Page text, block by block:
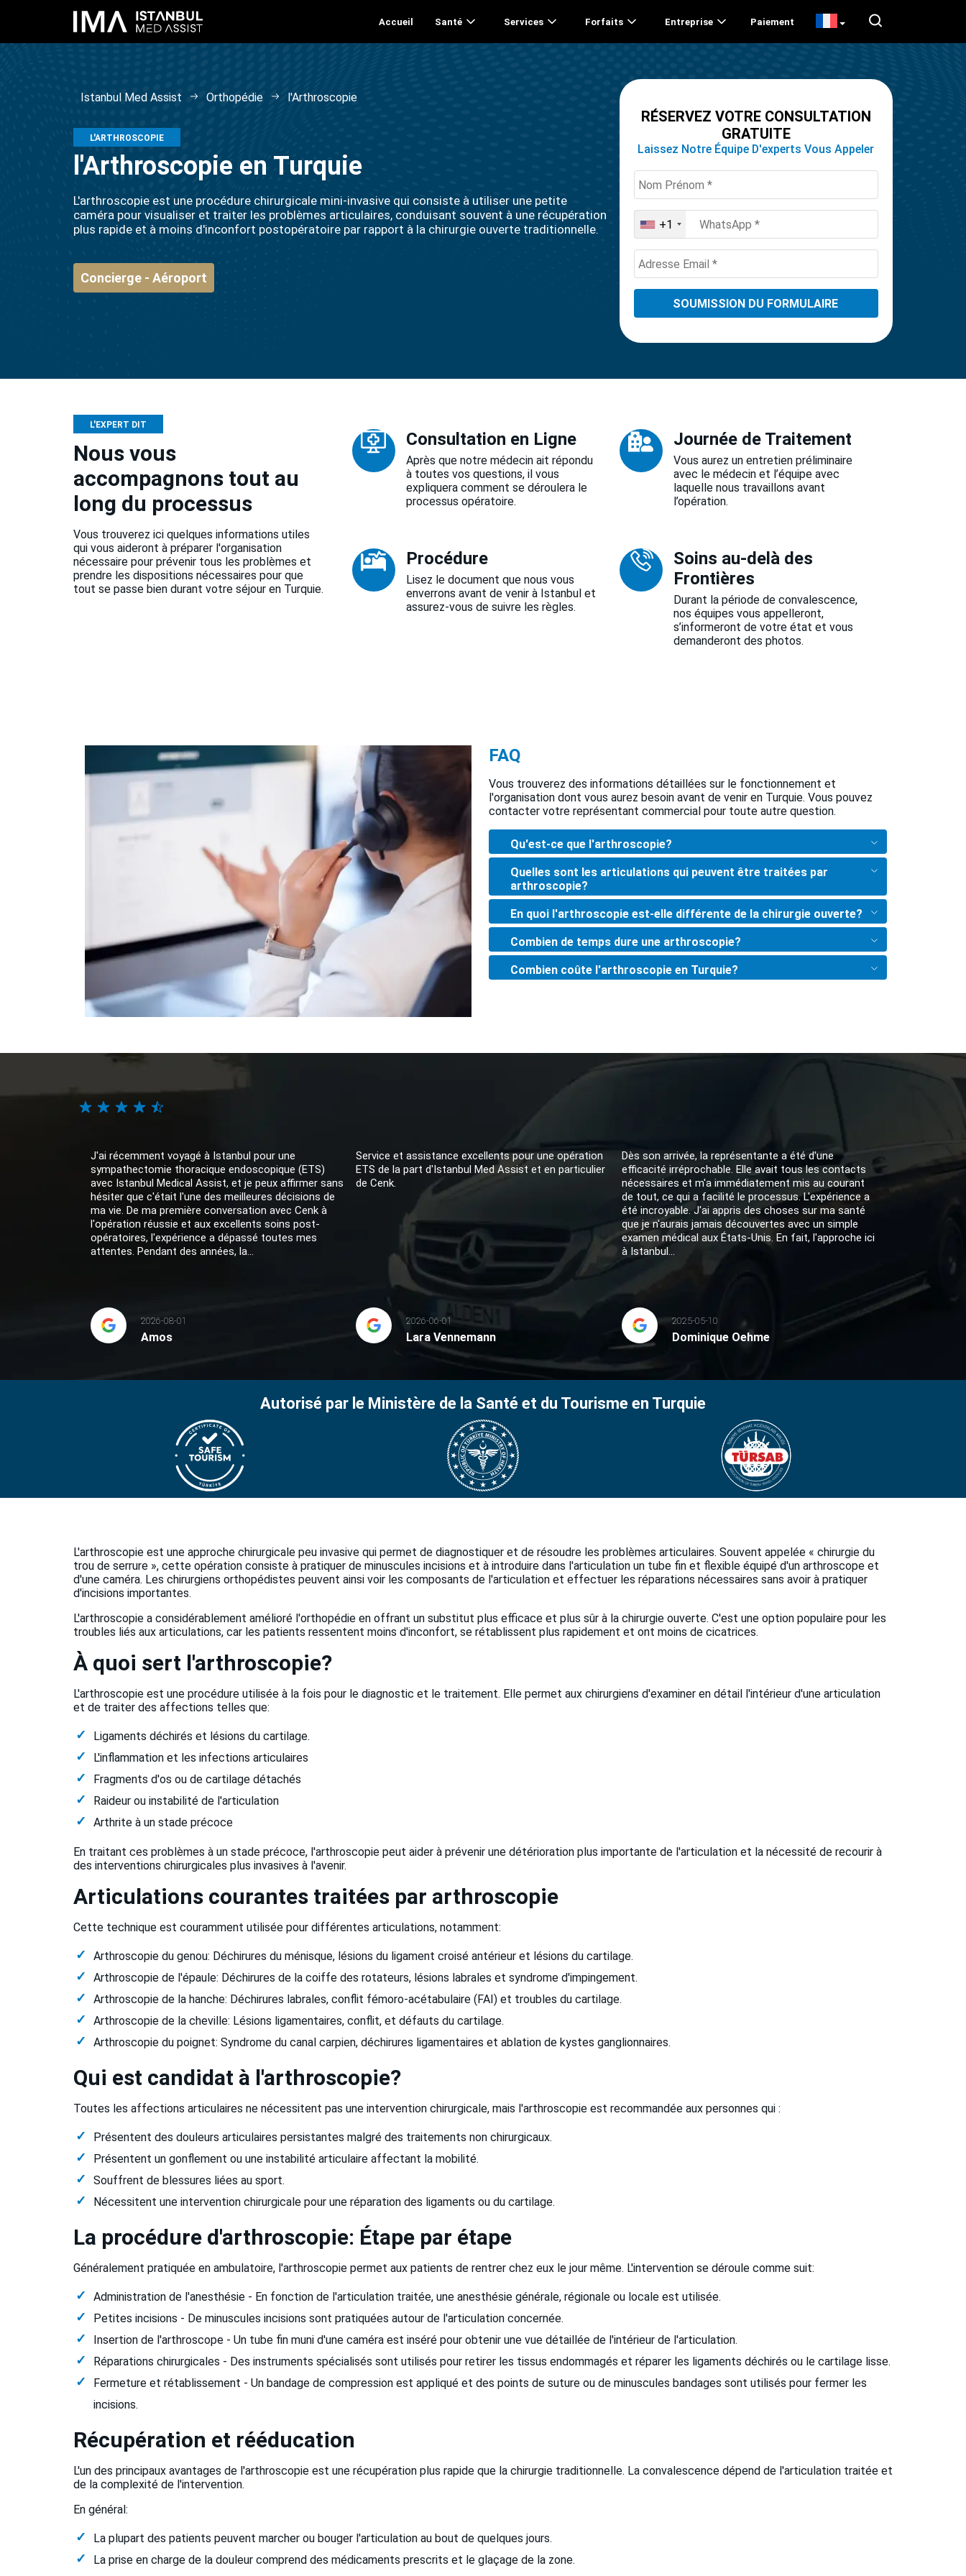
Accueil Santé Services Forfaits Entreprise Paiement
Istanbul Med Assist Orthopédie l'Arthroscopie
L'ARTHROSCOPIE
l'Arthroscopie en Turquie
L'arthroscopie est une procédure chirurgicale mini-invasive qui consiste à utiliser une petite
caméra pour visualiser et traiter les problèmes articulaires, conduisant souvent à une récupération
plus rapide et à moins d'inconfort postopératoire par rapport à la chirurgie ouverte traditionnelle.
Concierge - Aéroport
RÉSERVEZ VOTRE CONSULTATION
GRATUITE
Laissez Notre Équipe D'experts Vous Appeler
United
States
+1
+1
L'EXPERT DIT
Nous vous
accompagnons tout au
long du processus
Vous trouverez ici quelques informations utiles
qui vous aideront à préparer l'organisation
nécessaire pour prévenir tous les problèmes et
prendre les dispositions nécessaires pour que
tout se passe bien durant votre séjour en Turquie.
Consultation en Ligne
Après que notre médecin ait répondu
à toutes vos questions, il vous
expliquera comment se déroulera le
processus opératoire.
Journée de Traitement
Vous aurez un entretien préliminaire
avec le médecin et l’équipe avec
laquelle nous travaillons avant
l’opération.
Procédure
Lisez le document que nous vous
enverrons avant de venir à Istanbul et
assurez-vous de suivre les règles.
Soins au-delà des
Frontières
Durant la période de convalescence,
nos équipes vous appelleront,
s’informeront de votre état et vous
demanderont des photos.
FAQ
Vous trouverez des informations détaillées sur le fonctionnement et
l'organisation dont vous aurez besoin avant de venir en Turquie. Vous pouvez
contacter votre représentant commercial pour toute autre question.
Qu'est-ce que l'arthroscopie?
Quelles sont les articulations qui peuvent être traitées par
arthroscopie?
En quoi l'arthroscopie est-elle différente de la chirurgie ouverte?
Combien de temps dure une arthroscopie?
Combien coûte l'arthroscopie en Turquie?
J'ai récemment voyagé à Istanbul pour une
sympathectomie thoracique endoscopique (ETS)
avec Istanbul Medical Assist, et je peux affirmer sans
hésiter que c'était l'une des meilleures décisions de
ma vie. De ma première conversation avec Cenk à
l'opération réussie et aux excellents soins post-
opératoires, l'expérience a dépassé toutes mes
attentes. Pendant des années, la...
2026-08-01
Amos
Service et assistance excellents pour une opération
ETS de la part d'Istanbul Med Assist et en particulier
de Cenk.
2026-06-01
Lara Vennemann
Dès son arrivée, la représentante a été d'une
efficacité irréprochable. Elle avait tous les contacts
nécessaires et m'a immédiatement mis au courant
de tout, ce qui a facilité le processus. L'expérience a
été incroyable. J'ai appris des choses sur ma santé
que je n'aurais jamais découvertes avec un simple
examen médical aux États-Unis. En fait, l'approche ici
à Istanbul...
2025-05-10
Dominique Oehme
Autorisé par le Ministère de la Santé et du Tourisme en Turquie
L'arthroscopie est une approche chirurgicale peu invasive qui permet de diagnostiquer et de résoudre les problèmes articulaires. Souvent appelée « chirurgie du
trou de serrure », cette opération consiste à pratiquer de minuscules incisions et à introduire dans l'articulation un tube fin et flexible équipé d'un arthroscope et
d'une caméra. Les chirurgiens orthopédistes peuvent ainsi voir les composants de l'articulation et effectuer les réparations nécessaires sans avoir à pratiquer
d'incisions importantes.
L'arthroscopie a considérablement amélioré l'orthopédie en offrant un substitut plus efficace et plus sûr à la chirurgie ouverte. C'est une option populaire pour les
troubles liés aux articulations, car les patients ressentent moins d'inconfort, se rétablissent plus rapidement et ont moins de cicatrices.
À quoi sert l'arthroscopie?
L'arthroscopie est une procédure utilisée à la fois pour le diagnostic et le traitement. Elle permet aux chirurgiens d'examiner en détail l'intérieur d'une articulation
et de traiter des affections telles que:
Ligaments déchirés et lésions du cartilage.
L'inflammation et les infections articulaires
Fragments d'os ou de cartilage détachés
Raideur ou instabilité de l'articulation
Arthrite à un stade précoce
En traitant ces problèmes à un stade précoce, l'arthroscopie peut aider à prévenir une détérioration plus importante de l'articulation et la nécessité de recourir à
des interventions chirurgicales plus invasives à l'avenir.
Articulations courantes traitées par arthroscopie
Cette technique est couramment utilisée pour différentes articulations, notamment:
Arthroscopie du genou: Déchirures du ménisque, lésions du ligament croisé antérieur et lésions du cartilage.
Arthroscopie de l'épaule: Déchirures de la coiffe des rotateurs, lésions labrales et syndrome d'impingement.
Arthroscopie de la hanche: Déchirures labrales, conflit fémoro-acétabulaire (FAI) et troubles du cartilage.
Arthroscopie de la cheville: Lésions ligamentaires, conflit, et défauts du cartilage.
Arthroscopie du poignet: Syndrome du canal carpien, déchirures ligamentaires et ablation de kystes ganglionnaires.
Qui est candidat à l'arthroscopie?
Toutes les affections articulaires ne nécessitent pas une intervention chirurgicale, mais l'arthroscopie est recommandée aux personnes qui :
Présentent des douleurs articulaires persistantes malgré des traitements non chirurgicaux.
Présentent un gonflement ou une instabilité articulaire affectant la mobilité.
Souffrent de blessures liées au sport.
Nécessitent une intervention chirurgicale pour une réparation des ligaments ou du cartilage.
La procédure d'arthroscopie: Étape par étape
Généralement pratiquée en ambulatoire, l'arthroscopie permet aux patients de rentrer chez eux le jour même. L'intervention se déroule comme suit:
Administration de l'anesthésie - En fonction de l'articulation traitée, une anesthésie générale, régionale ou locale est utilisée.
Petites incisions - De minuscules incisions sont pratiquées autour de l'articulation concernée.
Insertion de l'arthroscope - Un tube fin muni d'une caméra est inséré pour obtenir une vue détaillée de l'intérieur de l'articulation.
Réparations chirurgicales - Des instruments spécialisés sont utilisés pour retirer les tissus endommagés et réparer les ligaments déchirés ou le cartilage lisse.
Fermeture et rétablissement - Un bandage de compression est appliqué et des points de suture ou de minuscules bandages sont utilisés pour fermer les
incisions.
Récupération et rééducation
L'un des principaux avantages de l'arthroscopie est une récupération plus rapide que la chirurgie traditionnelle. La convalescence dépend de l'articulation traitée et
de la complexité de l'intervention.
En général:
La plupart des patients peuvent marcher ou bouger l'articulation au bout de quelques jours.
La prise en charge de la douleur comprend des médicaments prescrits et le glaçage de la zone.